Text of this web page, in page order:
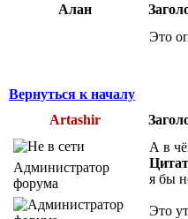
Алан
Это
Вернуться к началу
Artashir
Администратор
форума
А в
я бы
Это